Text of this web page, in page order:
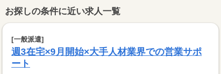
お探しの条件に近い求人一覧
[一般派遣]
週3在宅×9月開始×大手人材業界での営業サポ
ート